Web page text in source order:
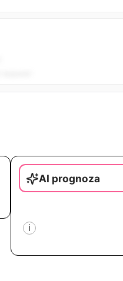
AI prognoza
i